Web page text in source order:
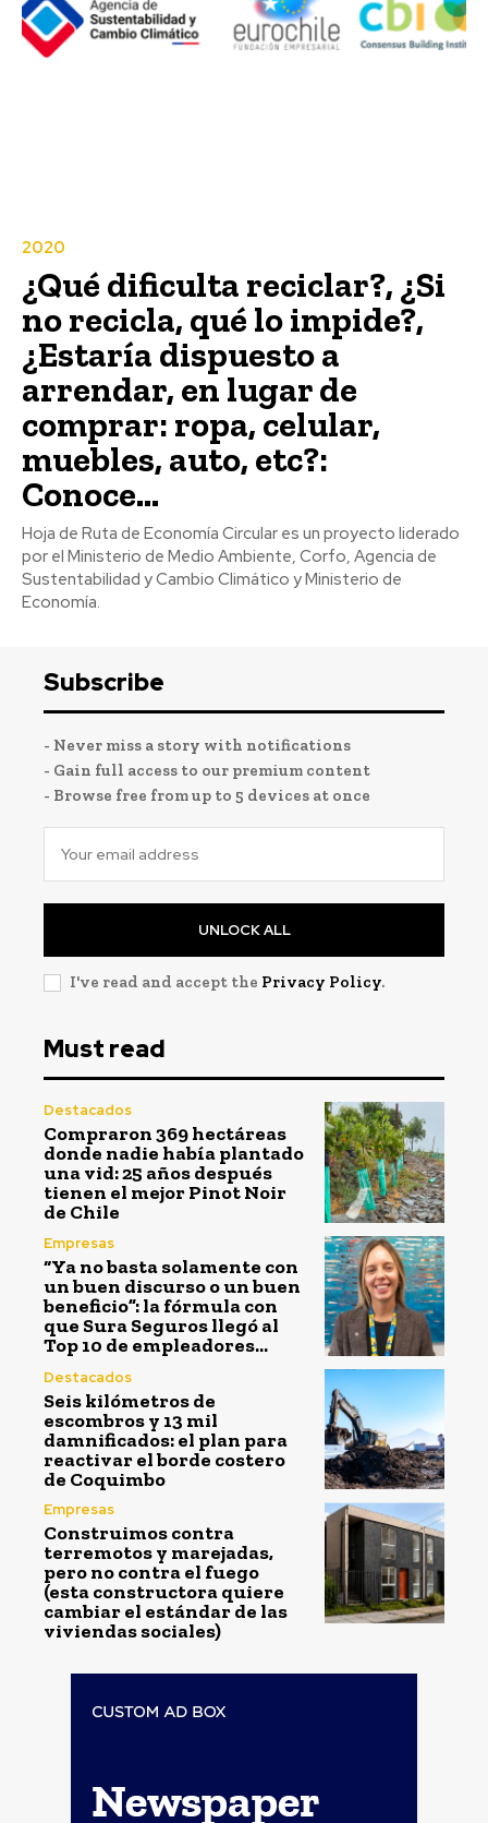
2020
¿Qué dificulta reciclar?, ¿Si
no recicla, qué lo impide?,
¿Estaría dispuesto a
arrendar, en lugar de
comprar: ropa, celular,
muebles, auto, etc?:
Conoce...
Hoja de Ruta de Economía Circular es un proyecto liderado
por el Ministerio de Medio Ambiente, Corfo, Agencia de
Sustentabilidad y Cambio Climático y Ministerio de
Economía.
Subscribe
- Never miss a story with notifications
- Gain full access to our premium content
- Browse free from up to 5 devices at once
UNLOCK ALL
I've read and accept the Privacy Policy.
Must read
Destacados
Compraron 369 hectáreas
donde nadie había plantado
una vid: 25 años después
tienen el mejor Pinot Noir
de Chile
Empresas
“Ya no basta solamente con
un buen discurso o un buen
beneficio”: la fórmula con
que Sura Seguros llegó al
Top 10 de empleadores...
Destacados
Seis kilómetros de
escombros y 13 mil
damnificados: el plan para
reactivar el borde costero
de Coquimbo
Empresas
Construimos contra
terremotos y marejadas,
pero no contra el fuego
(esta constructora quiere
cambiar el estándar de las
viviendas sociales)